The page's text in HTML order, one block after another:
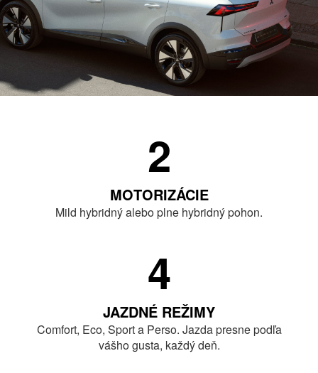
2
MOTORIZÁCIE
Mild hybridný alebo plne hybridný pohon.
4
JAZDNÉ REŽIMY
Comfort, Eco, Sport a Perso. Jazda presne podľa
vášho gusta, každý deň.